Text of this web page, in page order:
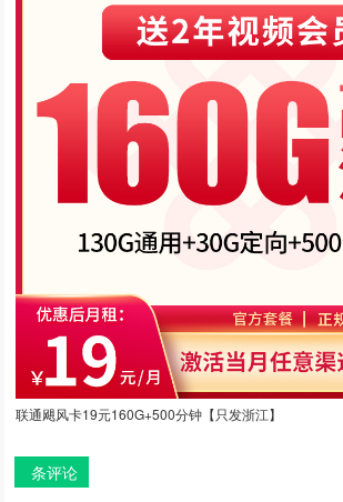
联通飓风卡19元160G+500分钟【只发浙江】
条评论